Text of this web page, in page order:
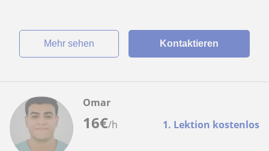
Mehr sehen Kontaktieren
16€/h 1. Lektion kostenlos
Omar